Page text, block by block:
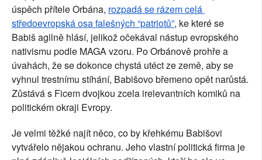
úspěch přítele Orbána, rozpadá se rázem celá
středoevropská osa falešných “patriotů”, ke které se
Babiš agilně hlásí, jelikož očekával nástup evropského
nativismu podle MAGA vzoru. Po Orbánově prohře a
úvahách, že se dokonce chystá utéct ze země, aby se
vyhnul trestnímu stíhání, Babišovo břemeno opět narůstá.
Zůstává s Ficem dvojkou zcela irelevantních komiků na
politickém okraji Evropy.
Je velmi těžké najít něco, co by křehkému Babišovi
vytvářelo nějakou ochranu. Jeho vlastní politická firma je